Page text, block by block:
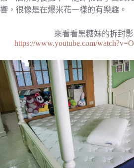
響，很像是在爆米花一樣的有樂趣。
來看看黑糖妹的拆封影
https://www.youtube.com/